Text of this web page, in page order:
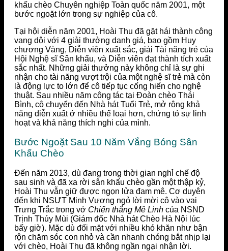
khấu chèo Chuyên nghiệp Toàn quốc năm 2001, một
bước ngoặt lớn trong sự nghiệp của cô.
Tại hội diễn năm 2001, Hoài Thu đã gặt hái thành công
vang dội với 4 giải thưởng danh giá, bao gồm Huy
chương Vàng, Diễn viên xuất sắc, giải Tài năng trẻ của
Hội Nghệ sĩ Sân khấu, và Diễn viên đạt thành tích xuất
sắc nhất. Những giải thưởng này không chỉ là sự ghi
nhận cho tài năng vượt trội của một nghệ sĩ trẻ mà còn
là động lực to lớn để cô tiếp tục cống hiến cho nghệ
thuật. Sau nhiều năm công tác tại Đoàn chèo Thái
Bình, cô chuyển đến Nhà hát Tuổi Trẻ, mở rộng khả
năng diễn xuất ở nhiều thể loại hơn, chứng tỏ sự linh
hoạt và khả năng thích nghi của mình.
Bước Ngoặt Sau 10 Năm Vắng Bóng Sân
Khấu Chèo
Đến năm 2013, dù đang trong thời gian nghỉ chế độ
sau sinh và đã xa rời sân khấu chèo gần một thập kỷ,
Hoài Thu vẫn giữ được ngọn lửa đam mê. Cơ duyên
đến khi NSƯT Minh Vượng ngỏ lời mời cô vào vai
Trưng Trắc trong vở Chiến thắng Mê Linh của NSND
Trịnh Thúy Mùi (Giám đốc Nhà hát Chèo Hà Nội lúc
bấy giờ). Mặc dù đối mặt với nhiều khó khăn như bận
rộn chăm sóc con nhỏ và cần nhanh chóng bắt nhịp lại
với chèo, Hoài Thu đã không ngần ngại nhận lời.